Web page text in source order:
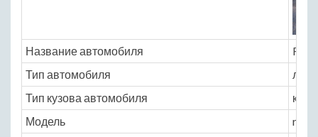
Название автомобиля
Тип автомобиля
Тип кузова автомобиля
Модель